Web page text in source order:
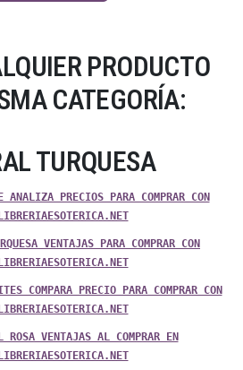
PRODUCTO
CATEGORÍA:
TURQUESA
PRECIOS PARA COMPRAR CON
LIBRERIAESOTERICA.NET
VENTAJAS PARA COMPRAR CON
LIBRERIAESOTERICA.NET
COMPARA PRECIO PARA COMPRAR CON
LIBRERIAESOTERICA.NET
ROSA VENTAJAS AL COMPRAR EN
LIBRERIAESOTERICA.NET